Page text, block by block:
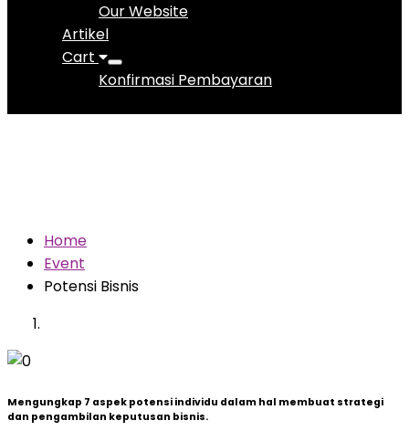
Our Website
Artikel
Cart
Konfirmasi Pembayaran
Home
Event
Potensi Bisnis
Mengungkap 7 aspek potensi individu dalam hal membuat strategi
dan pengambilan keputusan bisnis.